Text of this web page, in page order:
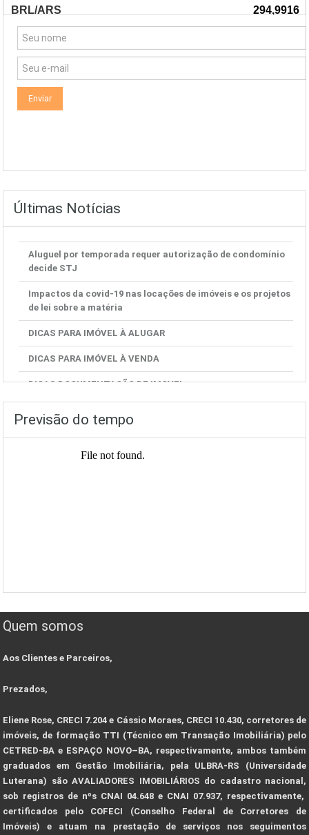
Últimas Notícias
Aluguel por temporada requer autorização de condomínio
decide STJ
Impactos da covid-19 nas locações de imóveis e os projetos
de lei sobre a matéria
DICAS PARA IMÓVEL À ALUGAR
DICAS PARA IMÓVEL À VENDA
DICAS DOCUMENTAÇÃO DE IMOVEL
Previsão do tempo
Quem somos
Aos Clientes e Parceiros,
Prezados,
Eliene Rose, CRECI 7.204 e Cássio Moraes, CRECI 10.430, corretores de
imóveis, de formação TTI (Técnico em Transação Imobiliária) pelo
CETRED-BA e ESPAÇO NOVO–BA, respectivamente, ambos também
graduados em Gestão Imobiliária, pela ULBRA-RS (Universidade
Luterana) são AVALIADORES IMOBILIÁRIOS do cadastro nacional,
sob registros de nºs CNAI 04.648 e CNAI 07.937, respectivamente,
certificados pelo COFECI (Conselho Federal de Corretores de
Imóveis) e atuam na prestação de serviços nos seguimentos